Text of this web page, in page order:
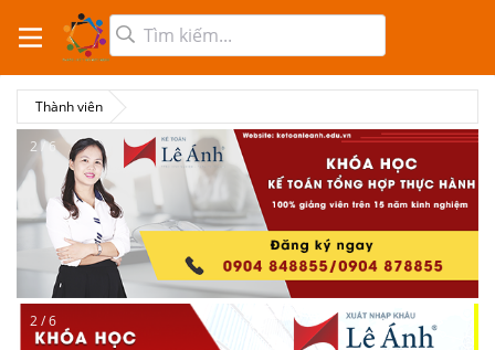
Thành viên
2 / 6
2 / 6